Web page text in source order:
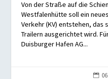
Von der Straße auf die
Westfalenhütte soll ein
Verkehr (KV) entstehen, das
Trailern ausgerichtet wird.
Duisburger Hafen AG...
